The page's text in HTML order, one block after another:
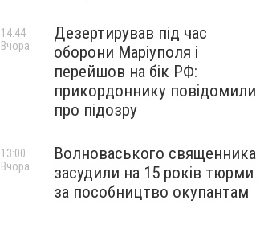
Дезертирував під час
оборони Маріуполя і
перейшов на бік РФ:
прикордоннику повідомили
про підозру
14:44
Вчора
Волноваського священника
засудили на 15 років тюрми
за пособництво окупантам
13:00
Вчора